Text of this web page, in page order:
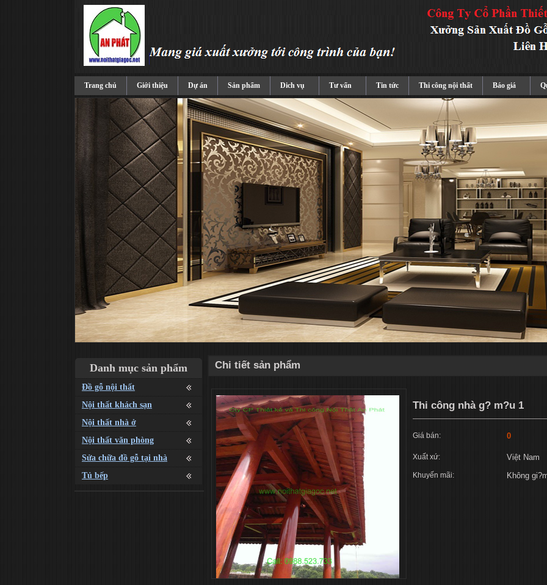
Trang chủ Giới thiệu Dự án Sản phẩm Dich vụ Tư vấn Tin tức Thi công nội thất Báo giá
Danh mục sản phẩm
Đồ gỗ nội thất
Nội thất khách sạn
Nội thất nhà ở
Nội thất văn phòng
Sửa chữa đồ gỗ tại nhà
Tủ bếp
Chi tiết sản phẩm
Thi công nhà g? m?u 1
Giá bán: 0
Xuất xứ: Việt Nam
Khuyến mãi: Không